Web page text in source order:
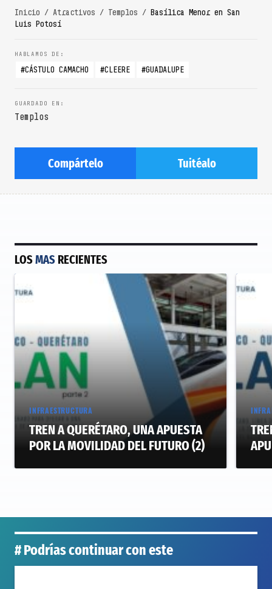
Inicio / Atractivos / Templos / Basílica Menor en San
Luis Potosí
CÁSTULO CAMACHO CLEERE GUADALUPE
Templos
Compártelo Tuitéalo
LOSMAS RECIENTES
INFRAESTRUCTURA
TREN A QUERÉTARO, UNA APUESTA
POR LA MOVILIDAD DEL FUTURO (2)
# Podrías continuar con este